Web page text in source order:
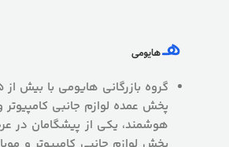
پخش عمده لوازم جانبی کامپیوتر
هوشمند، یکی از پیشگامان در